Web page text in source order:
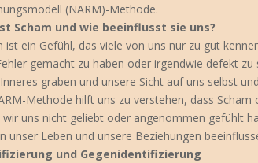
(NARM)-Methode.
Scham und wie beeinflusst sie uns?
ist ein Gefühl, das viele von uns nur zu gut
gemacht zu haben oder irgendwie defekt
graben und unsere Sicht auf uns selbst
Methode hilft uns zu verstehen, dass
wir uns nicht geliebt oder angenommen gefühlt
unser Leben und unsere Beziehungen
und Gegenidentifizierung